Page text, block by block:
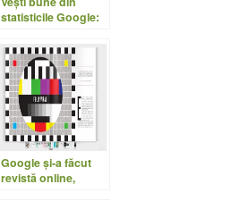
statisticile Google:
Google şi-a făcut
revistă online,